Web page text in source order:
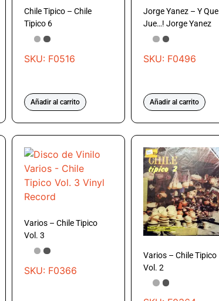
Chile Tipico – Chile
Tipico 6
SKU: F0516
Añadir al carrito
Jorge Yanez – Y Que
Jue…! Jorge Yanez
SKU: F0496
Añadir al carrito
Varios – Chile Tipico
Vol. 3
SKU: F0366
Varios – Chile Tipico
Vol. 2